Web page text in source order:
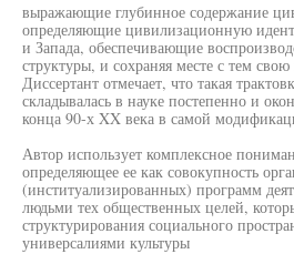
выражающие глубинное содержание
определяющие цивилизационную
и Запада, обеспечивающие
структуры, и сохраняя месте с тем
Диссертант отмечает, что такая
складывалась в науке постепенно и
конца 90-х XX века в самой
Автор использует комплексное
определяющее ее как совокупность
(институализированных) программ
людьми тех общественных целей,
структурирования социального
универсалиями культуры